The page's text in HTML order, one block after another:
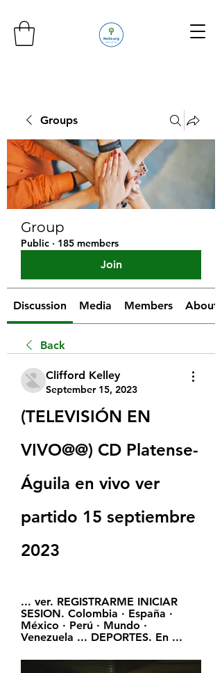
Groups
Group
Public · 185 members
Join
Discussion Media Members About
Back
Clifford Kelley
September 15, 2023
(TELEVISIÓN EN
VIVO@@) CD Platense-
Águila en vivo ver
partido 15 septiembre
2023
... ver. REGISTRARME INICIAR
SESION. Colombia · España ·
México · Perú · Mundo ·
Venezuela ... DEPORTES. En ...